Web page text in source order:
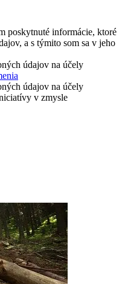
poskytnuté informácie, ktoré
a s týmito som sa v jeho
údajov na účely
údajov na účely
v zmysle